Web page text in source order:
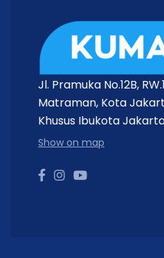
Jl. Pramuka No.12B,
Matraman, Kota
Khusus Ibukota Jakarta
Show on map